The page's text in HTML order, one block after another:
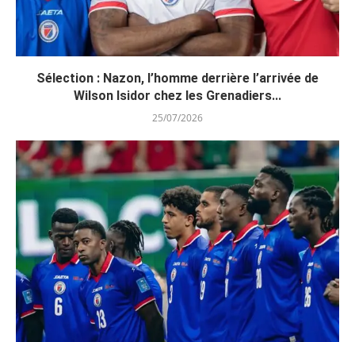
Sélection : Nazon, l’homme derrière l’arrivée de
Wilson Isidor chez les Grenadiers...
25/07/2026